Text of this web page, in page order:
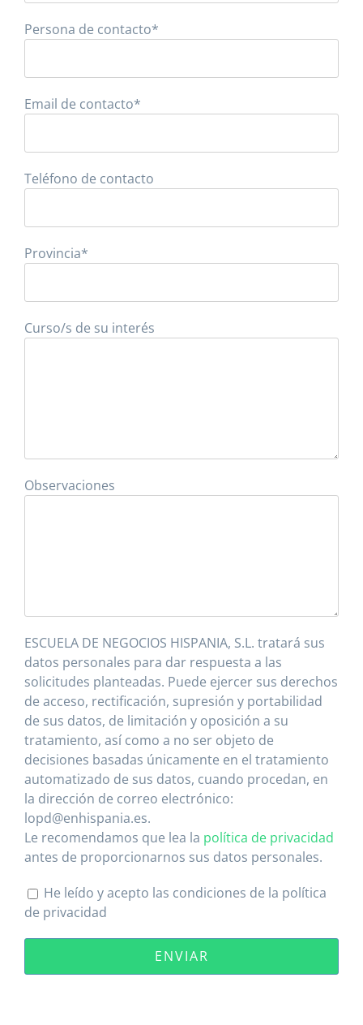
Persona de contacto*
Email de contacto*
Teléfono de contacto
Provincia*
Curso/s de su interés
Observaciones
ESCUELA DE NEGOCIOS HISPANIA, S.L. tratará sus
datos personales para dar respuesta a las
solicitudes planteadas. Puede ejercer sus derechos
de acceso, rectificación, supresión y portabilidad
de sus datos, de limitación y oposición a su
tratamiento, así como a no ser objeto de
decisiones basadas únicamente en el tratamiento
automatizado de sus datos, cuando procedan, en
la dirección de correo electrónico:
lopd@enhispania.es.
Le recomendamos que lea la política de privacidad
antes de proporcionarnos sus datos personales.
He leído y acepto las condiciones de la política
de privacidad